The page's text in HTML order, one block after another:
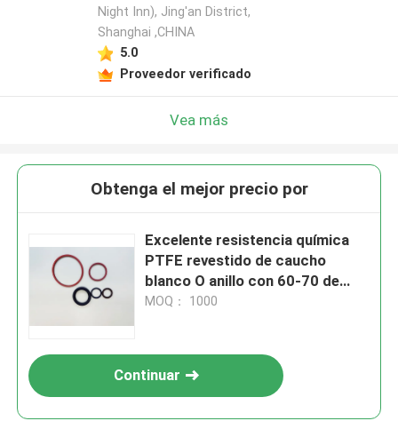
Night Inn), Jing'an District,
Shanghai ,CHINA
5.0
Proveedor verificado
Vea más
Obtenga el mejor precio por
Excelente resistencia química
PTFE revestido de caucho
blanco O anillo con 60-70 de
dureza de la orilla D
MOQ： 1000
Continuar